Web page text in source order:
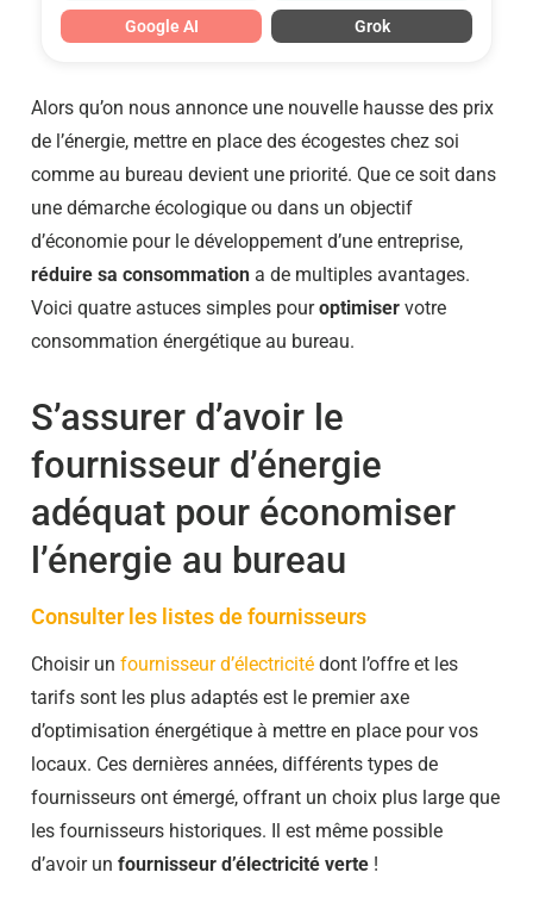
Google AI Grok
Alors qu’on nous annonce une nouvelle hausse des prix
de l’énergie, mettre en place des écogestes chez soi
comme au bureau devient une priorité. Que ce soit dans
une démarche écologique ou dans un objectif
d’économie pour le développement d’une entreprise,
réduire sa consommation a de multiples avantages.
Voici quatre astuces simples pouroptimiser votre
consommation énergétique au bureau.
S’assurer d’avoir le
fournisseur d’énergie
adéquat pour économiser
l’énergie au bureau
Consulter les listes de fournisseurs
Choisir un fournisseur d’électricité dont l’offre et les
tarifs sont les plus adaptés est le premier axe
d’optimisation énergétique à mettre en place pour vos
locaux. Ces dernières années, différents types de
fournisseurs ont émergé, offrant un choix plus large que
les fournisseurs historiques. Il est même possible
d’avoir un fournisseur d’électricité verte !